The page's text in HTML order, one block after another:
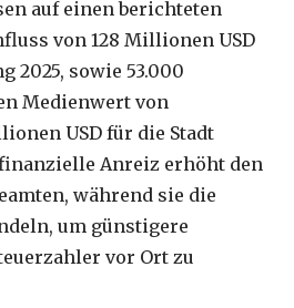
auf einen berichteten
von 128 Millionen USD
2025, sowie 53.000
Medienwert von
USD für die Stadt
Anreiz erhöht den
während sie die
um günstigere
vor Ort zu